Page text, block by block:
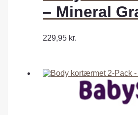
– Mineral
229,95 kr.